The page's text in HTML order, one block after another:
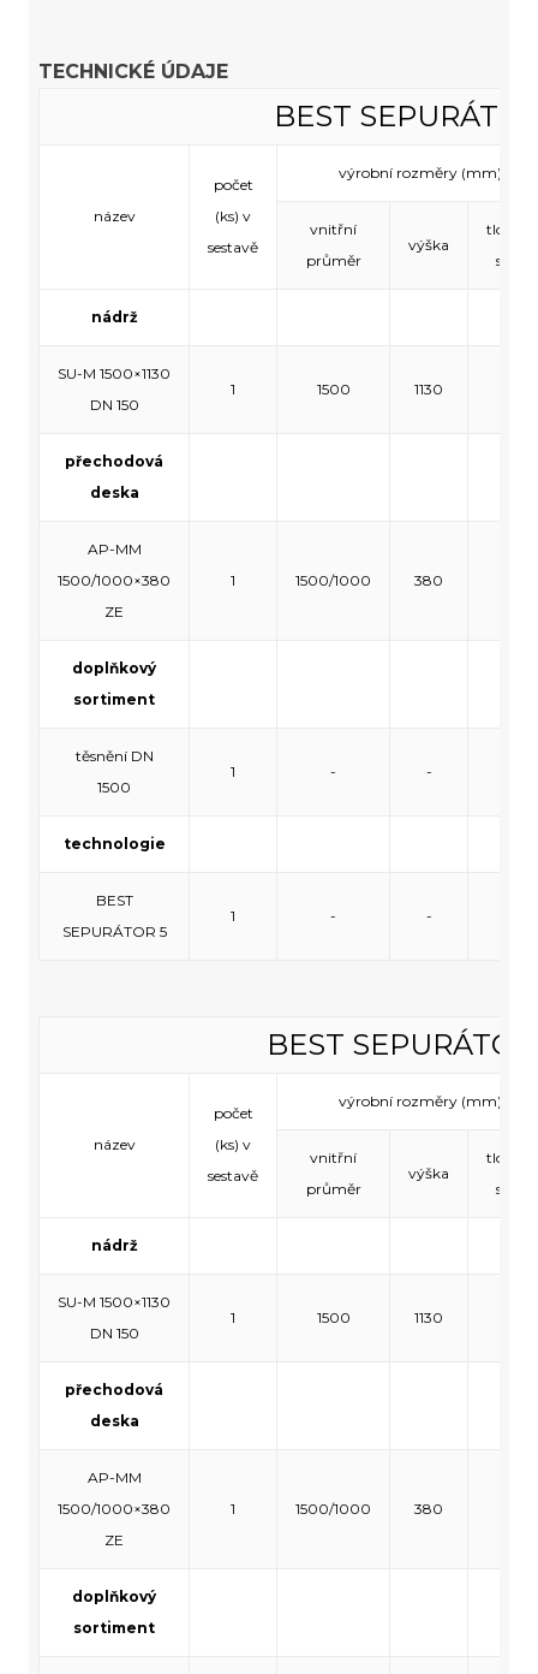
TECHNICKÉ ÚDAJE
BEST
název
počet
(ks) v
sestavě
výrobní rozměry (mm)
vnitřní
průměr
výška
stěny
nádrž
SU-M 1500×1130
DN 150
1 1500 1130
přechodová
deska
AP-MM
1500/1000×380
ZE
1 1500/1000 380
doplňkový
sortiment
těsnění DN
1500
1 - -
technologie
BEST
SEPURÁTOR 5
1 - -
BEST
název
počet
(ks) v
sestavě
výrobní rozměry (mm)
vnitřní
průměr
výška
stěny
nádrž
SU-M 1500×1130
DN 150
1 1500 1130
přechodová
deska
AP-MM
1500/1000×380
ZE
1 1500/1000 380
doplňkový
sortiment